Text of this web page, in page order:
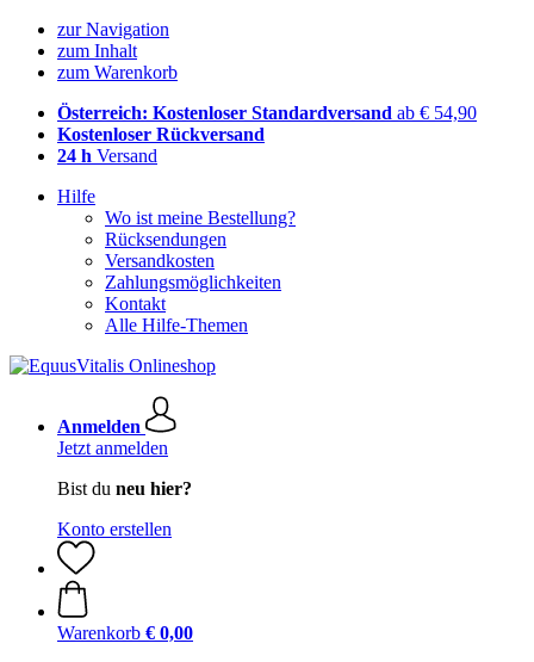
zur Navigation
zum Inhalt
zum Warenkorb
Österreich: Kostenloser Standardversand ab € 54,90
Kostenloser Rückversand
24 h Versand
Hilfe
Wo ist meine Bestellung?
Rücksendungen
Versandkosten
Zahlungsmöglichkeiten
Kontakt
Alle Hilfe-Themen
Anmelden
Jetzt anmelden
Bist du neu hier?
Konto erstellen
Warenkorb € 0,00